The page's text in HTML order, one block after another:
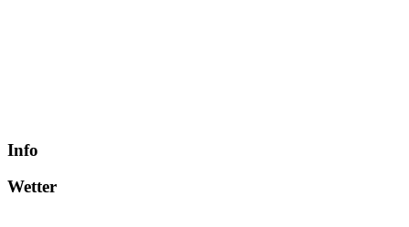
Info
Wetter